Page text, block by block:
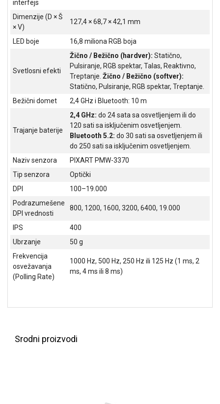
BAŠTA
OUTLET
interfejs
Dimenzije (D × Š
× V)
127,4 × 68,7 × 42,1 mm
LED boje 16,8 miliona RGB boja
Svetlosni efekti
Žično / Bežično (hardver): Statično,
Pulsiranje, RGB spektar, Talas, Reaktivno,
Treptanje. Žično / Bežično (softver):
Statično, Pulsiranje, RGB spektar, Treptanje.
Bežični domet
2,4 GHz i Bluetooth: 10 m
Trajanje baterije
2,4 GHz: do 24 sata sa osvetljenjem ili do
120 sati sa isključenim osvetljenjem.
Bluetooth 5.2: do 30 sati sa osvetljenjem ili
do 250 sati sa isključenim osvetljenjem.
Naziv senzora
PIXART PMW-3370
Tip senzora
Optički
DPI
100–19.000
Podrazumešene
DPI vrednosti
800, 1200, 1600, 3200, 6400, 19.000
IPS
400
Ubrzanje
50 g
Frekvencija
osvežavanja
(Polling Rate)
1000 Hz, 500 Hz, 250 Hz ili 125 Hz (1 ms, 2
ms, 4 ms ili 8 ms)
Srodni proizvodi